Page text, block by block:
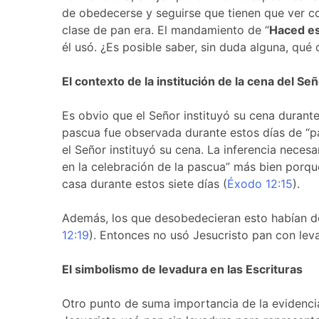
de obedecerse y seguirse que tienen que ver
clase de pan era. El mandamiento de “Haced
él usó. ¿Es posible saber, sin duda alguna,
El contexto de la institución de la cena del
Es obvio que el Señor instituyó su cena
pascua fue observada durante estos días de
el Señor instituyó su cena. La inferencia
en la celebración de la pascua” más bien
casa durante estos siete días (Éxodo 12:15).
Además, los que desobedecieran esto habían
12:19). Entonces no usó Jesucristo pan con
El simbolismo de levadura en las Escrituras
Otro punto de suma importancia de la